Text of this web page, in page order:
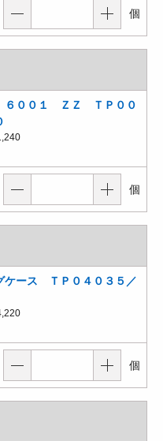
個
６００１ ＺＺ ＴＰ００
個
ケース ＴＰ０４０３５／
個